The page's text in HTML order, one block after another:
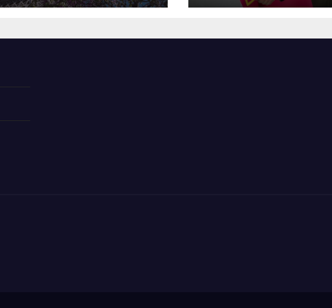
Эйфелевой
разведки